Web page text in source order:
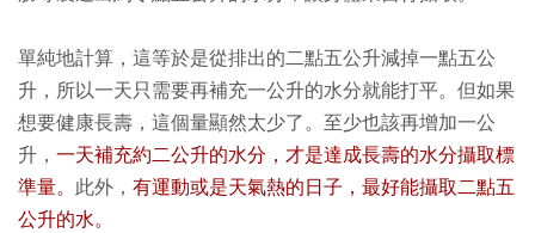
單純地計算，這等於是從排出的二點五公升減掉一點五公
升，所以一天只需要再補充一公升的水分就能打平。但如果
想要健康長壽，這個量顯然太少了。至少也該再增加一公
升， 一天補充約二公升的水分，才是達成長壽的水分攝取標
準量。 此外， 有運動或是天氣熱的日子，最好能攝取二點五
公升的水。